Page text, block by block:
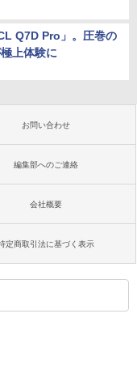
Q7D Pro」。圧巻の
上体験に
お問い合わせ
編集部へのご連絡
会社概要
定商取引法に基づく表示